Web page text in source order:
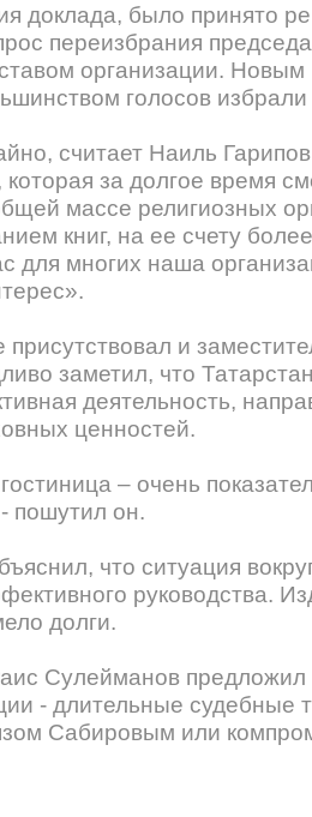
доклада, было принято
переизбрания
организации.
голосов
считает Наиль
которая за долгое время
массе религиозных
книг, на ее счету
для многих наша
присутствовал и
заметил, что
деятельность,
ценностей.
– очень
пошутил он.
что ситуация
руководства.
долги.
Сулейманов предложил
- длительные судебные
Сабировым или